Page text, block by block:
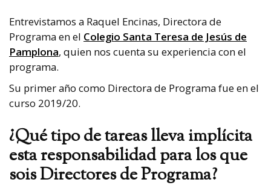
Entrevistamos a Raquel Encinas, Directora de
Programa en el Colegio Santa Teresa de Jesús de
Pamplona, quien nos cuenta su experiencia con el
programa.
Su primer año como Directora de Programa fue en el
curso 2019/20.
¿Qué tipo de tareas lleva implícita
esta responsabilidad para los que
sois Directores de Programa?